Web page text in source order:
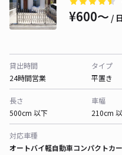
¥600〜 / 日
貸出時間
24時間営業
タイプ
平置き
長さ
500cm 以下
車幅
210cm
対応車種
オートバイ軽自動車コンパクトカー